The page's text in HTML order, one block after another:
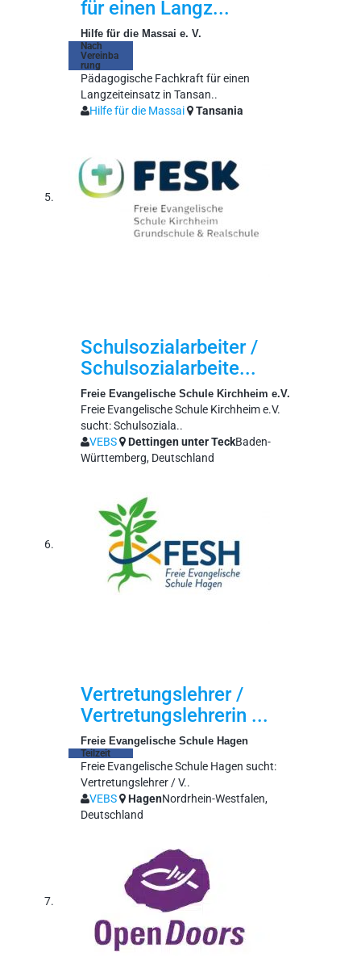
für einen Langz...
Hilfe für die Massai e. V.
Nach
Vereinba
rung
Pädagogische Fachkraft für einen
Langzeiteinsatz in Tansan..
Hilfe für die Massai
Tansania
Schulsozialarbeiter /
Schulsozialarbeite...
Freie Evangelische Schule Kirchheim e.V.
Freie Evangelische Schule Kirchheim e.V.
sucht: Schulsoziala..
VEBS
Dettingen unter TeckBaden-
Württemberg, Deutschland
Vertretungslehrer /
Vertretungslehrerin ...
Freie Evangelische Schule Hagen
Teilzeit
Freie Evangelische Schule Hagen sucht:
Vertretungslehrer / V..
VEBS
HagenNordrhein-Westfalen,
Deutschland